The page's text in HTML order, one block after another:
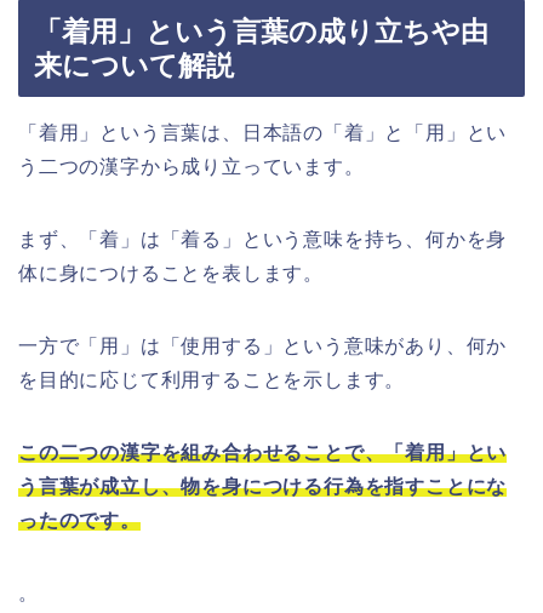
「着用」という言葉の成り立ちや由
来について解説
「着用」という言葉は、日本語の「着」と「用」とい
う二つの漢字から成り立っています。
まず、「着」は「着る」という意味を持ち、何かを身
体に身につけることを表します。
一方で「用」は「使用する」という意味があり、何か
を目的に応じて利用することを示します。
この二つの漢字を組み合わせることで、「着用」とい
う言葉が成立し、物を身につける行為を指すことにな
ったのです。
。